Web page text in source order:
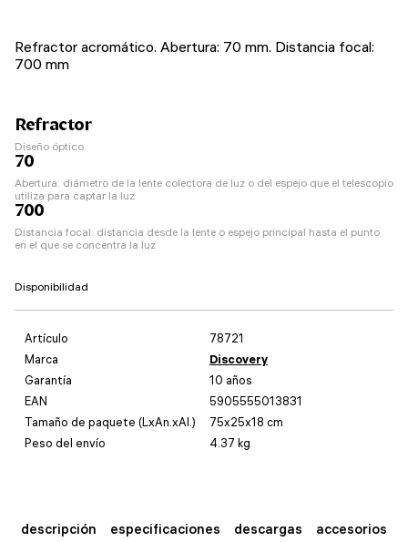
Refractor acromático. Abertura: 70 mm. Distancia focal:
700 mm
Refractor
Diseño óptico
70
Abertura: diámetro de la lente colectora de luz o del espejo que el telescopio
utiliza para captar la luz
700
Distancia focal: distancia desde la lente o espejo principal hasta el punto
en el que se concentra la luz
Disponibilidad
Artículo
78721
Marca
Discovery
Garantía
10 años
EAN
5905555013831
Tamaño de paquete (LxAn.xAl.)
75x25x18 cm
Peso del envío
4.37 kg
descripción especificaciones descargas accesorios